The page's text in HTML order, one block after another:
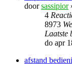
doorsassipior
4
8973
Laatste
do apr
afstand